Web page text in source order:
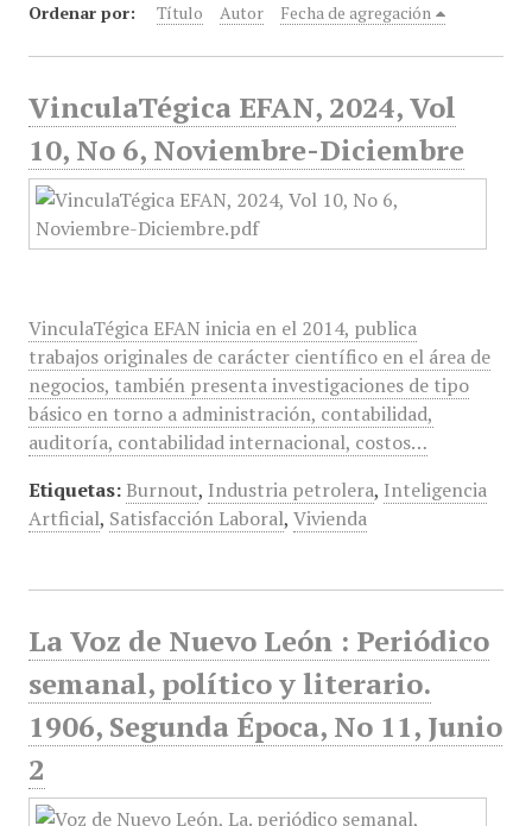
Ordenar por: Título Autor Fecha de agregación
VinculaTégica EFAN, 2024, Vol
10, No 6, Noviembre-Diciembre
VinculaTégica EFAN inicia en el 2014, publica
trabajos originales de carácter científico en el área de
negocios, también presenta investigaciones de tipo
básico en torno a administración, contabilidad,
auditoría, contabilidad internacional, costos…
Etiquetas: Burnout, Industria petrolera, Inteligencia
Artficial, Satisfacción Laboral, Vivienda
La Voz de Nuevo León : Periódico
semanal, político y literario.
1906, Segunda Época, No 11, Junio
2